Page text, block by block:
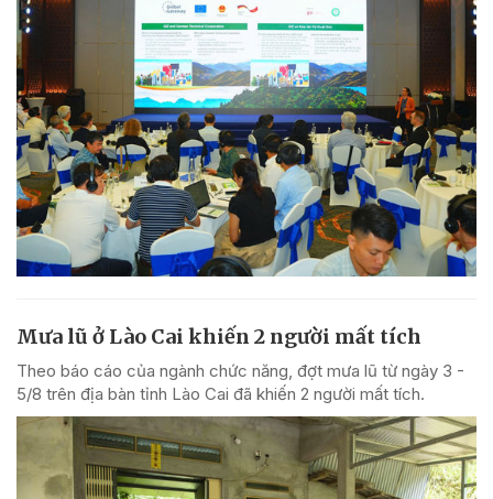
Mưa lũ ở Lào Cai khiến 2 người mất tích
Theo báo cáo của ngành chức năng, đợt mưa lũ từ ngày 3 -
5/8 trên địa bàn tỉnh Lào Cai đã khiến 2 người mất tích.